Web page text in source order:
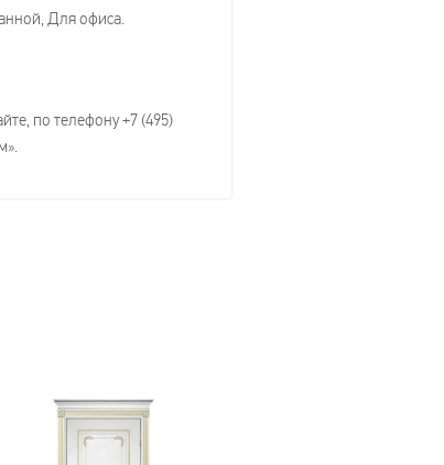
Для офиса.
по телефону +7 (495)